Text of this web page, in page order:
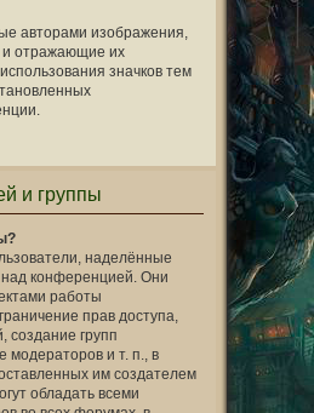
авторами изображения,
отражающие их
значков тем
и группы
наделённые
конференцией. Они
работы
прав доступа,
создание групп
модераторов и т. п., в
им создателем
обладать всеми